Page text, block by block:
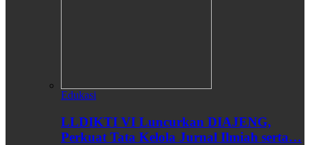
Edukasi
LLDIKTI VI Luncurkan DIAJENG,
Perkuat Tata Kelola Jurnal Ilmiah serta…